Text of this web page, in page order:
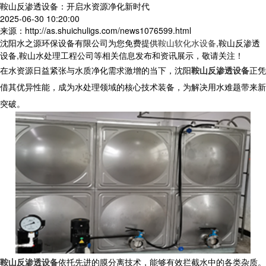
鞍山反渗透设备：开启水资源净化新时代
2025-06-30 10:20:00
来源：http://as.shuichuligs.com/news1076599.html
沈阳水之源环保设备有限公司为您免费提供鞍山软化水设备,鞍山反渗透
设备,鞍山水处理工程公司等相关信息发布和资讯展示，敬请关注！
在水资源日益紧张与水质净化需求激增的当下，沈阳鞍山反渗透设备正凭
借其优异性能，成为水处理领域的核心技术装备，为解决用水难题带来新
突破。
鞍山反渗透设备依托先进的膜分离技术，能够有效拦截水中的各类杂质。